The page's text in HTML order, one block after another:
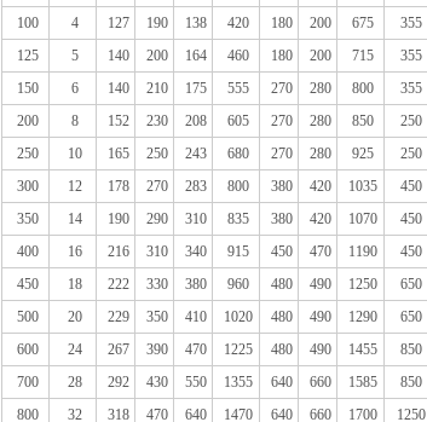
100
4 127 190 138 420 180 200 675 355
125
5 140 200 164 460 180 200 715 355
150
6 140 210 175 555 270 280 800 355
200
8 152 230 208 605 270 280 850 250
250
10 165 250 243 680 270 280 925 250
300
12 178 270 283 800 380 420 1035 450
350
14 190 290 310 835 380 420 1070 450
400
16 216 310 340 915 450 470 1190 450
450
18 222 330 380 960 480 490 1250 650
500
20 229 350 410 1020 480 490 1290 650
600
24 267 390 470 1225 480 490 1455 850
700
28 292 430 550 1355 640 660 1585 850
800
32 318 470 640 1470 640 660 1700 1250